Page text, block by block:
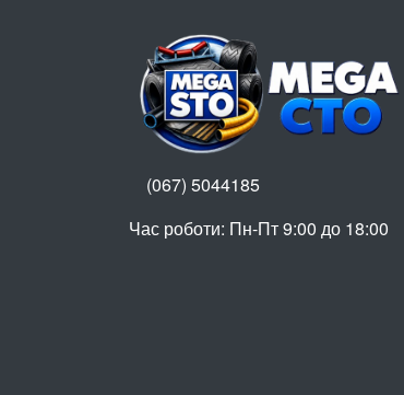
(067) 5044185
Час роботи: Пн-Пт 9:00 до 18:00